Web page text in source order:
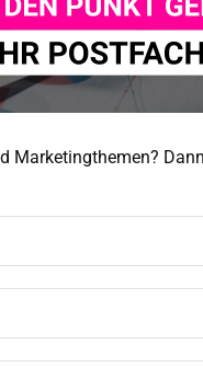
Marketingthemen?